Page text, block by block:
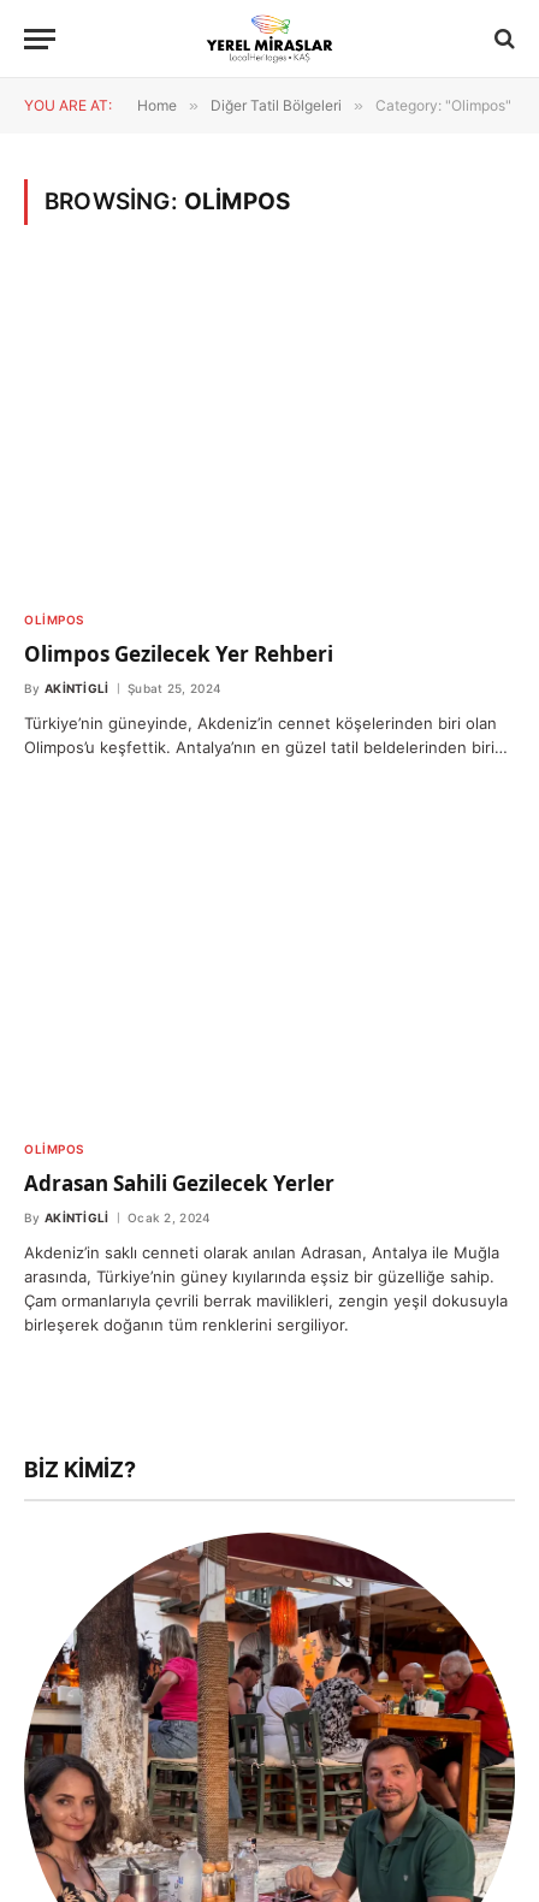
YOU ARE AT: Home » Diğer Tatil Bölgeleri » Category: "Olimpos"
BROWSING: OLIMPOS
OLIMPOS
Olimpos Gezilecek Yer Rehberi
By AKINTIGLI Şubat 25, 2024
Türkiye’nin güneyinde, Akdeniz’in cennet köşelerinden biri olan
Olimpos’u keşfettik. Antalya’nın en güzel tatil beldelerinden biri…
OLIMPOS
Adrasan Sahili Gezilecek Yerler
By AKINTIGLI Ocak 2, 2024
Akdeniz’in saklı cenneti olarak anılan Adrasan, Antalya ile Muğla
arasında, Türkiye’nin güney kıyılarında eşsiz bir güzelliğe sahip.
Çam ormanlarıyla çevrili berrak mavilikleri, zengin yeşil dokusuyla
birleşerek doğanın tüm renklerini sergiliyor.
BIZ KIMIZ?